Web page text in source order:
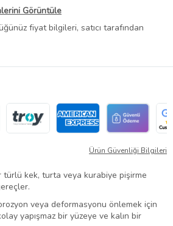
Görüntüle
fiyat bilgileri, satıcı tarafından
Ürün Güvenliği Bilgileri
türlü kek, turta veya kurabiye pişirme
veya deformasyonu önlemek için
yapışmaz bir yüzeye ve kalın bir